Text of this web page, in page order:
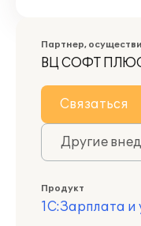
Партнер,
ВЦ СОФТ
Связаться
Другие
Продукт
1С:Зарплата и